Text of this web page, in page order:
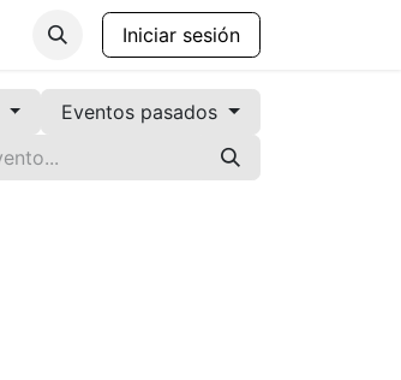
ContáctenosIniciar sesión
Eventos pasados